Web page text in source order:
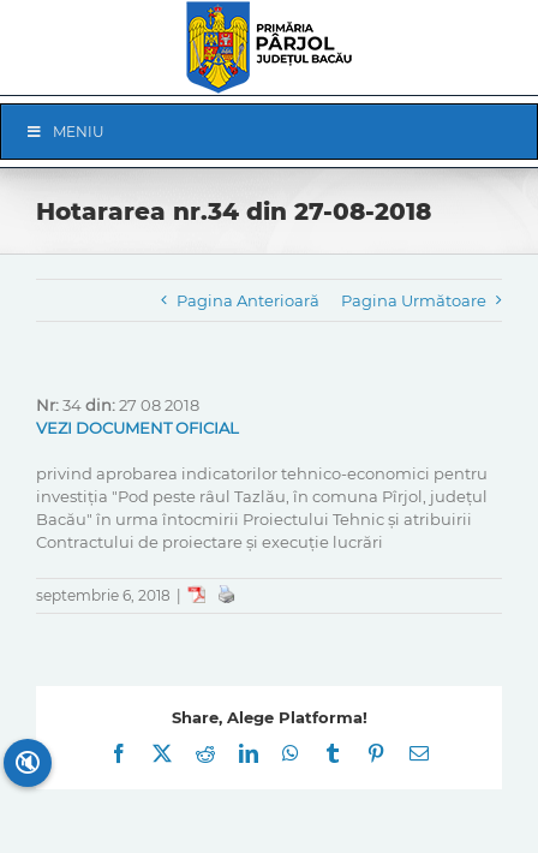
Navigation
MENIU
Hotararea nr.34 din 27-08-2018
Pagina Anterioară Pagina Următoare
Nr:34din:27 08 2018
VEZI DOCUMENT OFICIAL
privind aprobarea indicatorilor tehnico-economici pentru
investiția "Pod peste râul Tazlău, în comuna Pîrjol, județul
Bacău" în urma întocmirii Proiectului Tehnic și atribuirii
Contractului de proiectare și execuție lucrări
septembrie 6, 2018
Share, Alege Platforma!
Facebook
RedditLinkedInWhatsApp
Tumblr Pinterest
E-
🔇